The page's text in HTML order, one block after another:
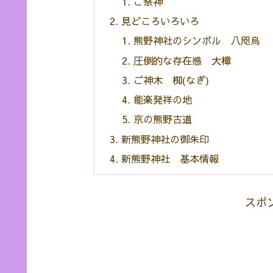
見どころいろいろ
熊野神社のシンボル 八咫烏
圧倒的な存在感 大樟
ご神木 椥(なぎ)
能楽発祥の地
京の熊野古道
新熊野神社の御朱印
新熊野神社 基本情報
スポ